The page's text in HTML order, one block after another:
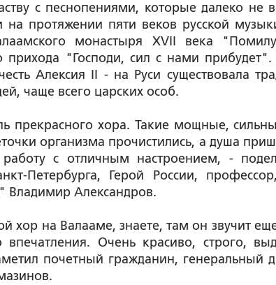
с песнопениями, которые далеко не
на протяжении пяти веков русской
монастыря XVII века
прихода "Господи, сил с нами
Алексия II - на Руси существовала
чаще всего царских особ.
прекрасного хора. Такие мощные,
организма прочистились, а душа
с отличным настроением, -
Петербурга, Герой России,
Александров.
хор на Валааме, знаете, там он звучит
впечатления. Очень красиво, строго,
почетный гражданин, генеральный